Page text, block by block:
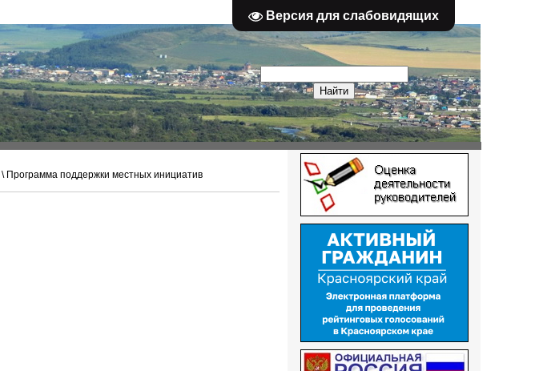
Версия для слабовидящих
\ Программа поддержки местных инициатив